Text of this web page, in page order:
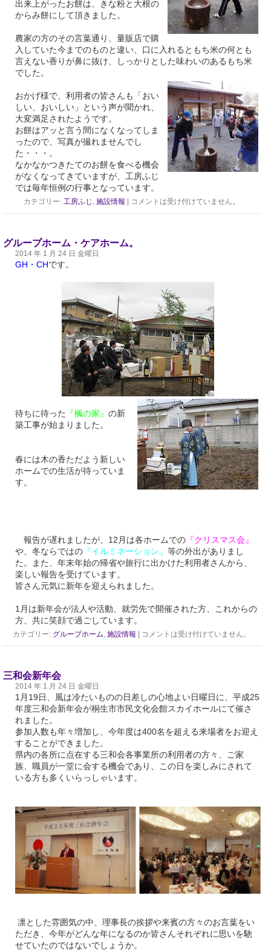
出来上がったお餅は、きな粉と大根の
からみ餅にして頂きました。
農家の方のその言葉通り、量販店で購
入していた今までのものと違い、口に入れるともち米の何とも
言えない香りが鼻に抜け、しっかりとした味わいのあるもち米
でした。
おかげ様で、利用者の皆さんも「おい
しい、おいしい」という声が聞かれ、
大変満足されたようです。
お餅はアッと言う間になくなってしま
ったので、写真が撮れませんでし
た・・・。
なかなかつきたてのお餅を食べる機会
がなくなってきていますが、工房ふじ
では毎年恒例の行事となっています。
カテゴリー:工房ふじ ,施設情報 コメントは受け付けていません。
グループホーム・ケアホーム。
2014 年 1 月 24 日 金曜日
GH・CHです。
待ちに待った 『楓の家』 の新
築工事が始まりました。
春には木の香ただよう新しい
ホームでの生活が待っていま
す。
報告が遅れましたが、12月は各ホームでの 『クリスマス会』
や、冬ならではの 『イルミネーション』 等の外出がありまし
た。また、年末年始の帰省や旅行に出かけた利用者さんから、
楽しい報告を受けています。
皆さん元気に新年を迎えられました。
1月は新年会が法人や活動、就労先で開催された方、これからの
方、共に笑顔で過ごしています。
カテゴリー: グループホーム,施設情報 コメントは受け付けていません。
三和会新年会
2014 年 1 月 24 日 金曜日
1月19日、風は冷たいものの日差しの心地よい日曜日に、平成25
年度三和会新年会が桐生市市民文化会館スカイホールにて催さ
れました。
参加人数も年々増加し、今年度は400名を超える来場者をお迎え
することができました。
県内の各所に点在する三和会各事業所の利用者の方々、ご家
族、職員が一堂に会する機会であり、この日を楽しみにされて
いる方も多くいらっしゃいます。
凛とした雰囲気の中、理事長の挨拶や来賓の方々のお言葉をい
ただき、今年がどんな年になるのか皆さんそれぞれに思いを馳
せていたのではないでしょうか。